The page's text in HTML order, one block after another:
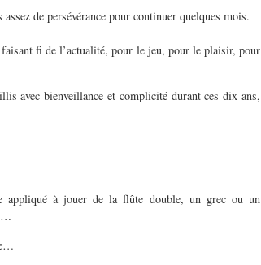
de persévérance pour continuer quelques mois.
fi de l’actualité, pour le jeu, pour le plaisir, pour
avec bienveillance et complicité durant ces dix ans,
à jouer de la flûte double, un grec ou un